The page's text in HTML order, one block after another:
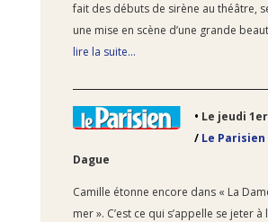
fait des débuts de sirène au théâtre,
une mise en scène d’une grande
lire la suite…
• Le jeudi
/ Le Parisien
Dague
Camille étonne encore dans « La
mer ». C’est ce qui s’appelle se jeter à